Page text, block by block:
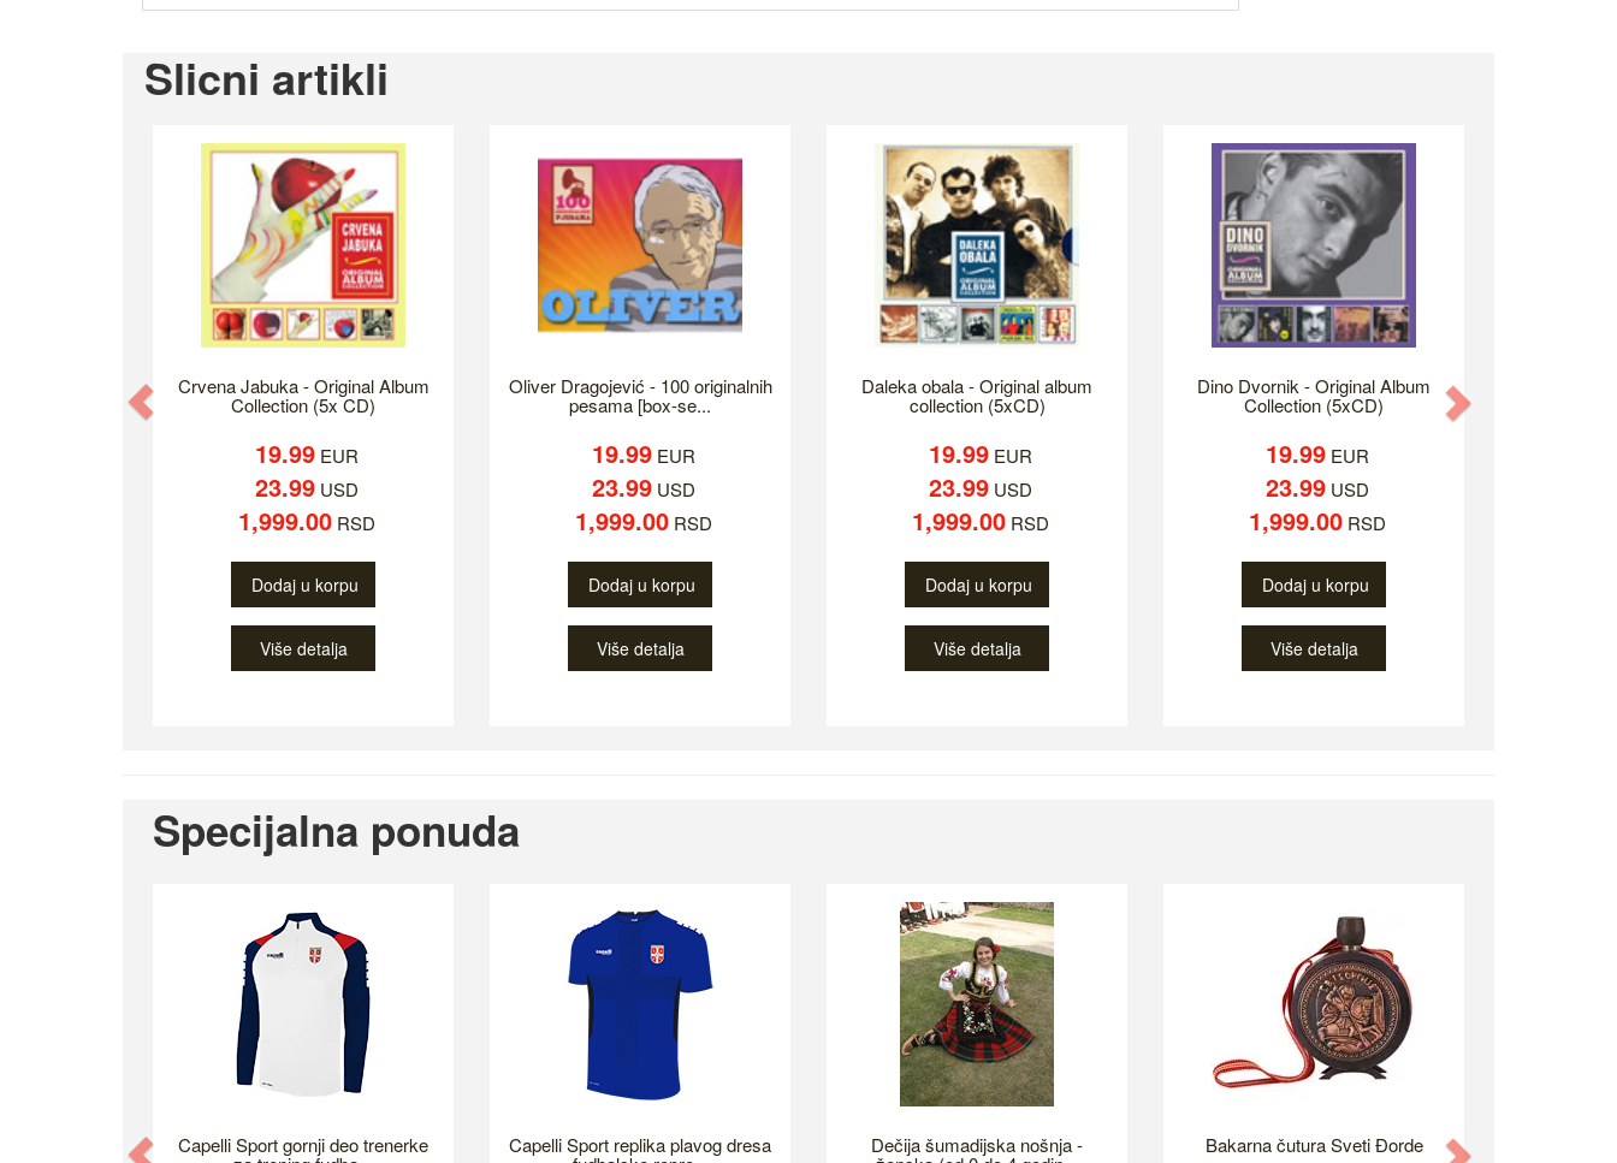
Slicni artikli
Crvena Jabuka - Original Album
Collection (5x CD)
19.99EUR
23.99USD
1,999.00RSD
Dodaj u korpu
Više detalja
Oliver Dragojević - 100 originalnih
pesama [box-se...
19.99EUR
23.99USD
1,999.00RSD
Dodaj u korpu
Više detalja
Daleka obala - Original album
collection (5xCD)
19.99EUR
23.99USD
1,999.00RSD
Dodaj u korpu
Više detalja
Dino Dvornik - Original Album
Collection (5xCD)
19.99EUR
23.99USD
1,999.00RSD
Dodaj u korpu
Više detalja
Previous
Specijalna ponuda
Capelli Sport gornji deo trenerke Capelli Sport replika plavog dresa Dečija šumadijska nošnja - Bakarna čutura Sveti Đorde
Previous